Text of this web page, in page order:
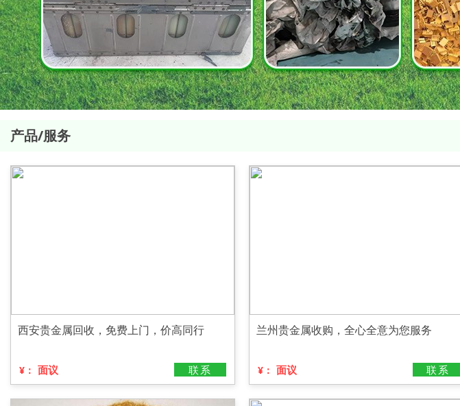
产品/服务
西安贵金属回收，免费上门，价高同行
¥： 面议 联系
兰州贵金属收购，全心全意为您服务
¥： 面议 联系